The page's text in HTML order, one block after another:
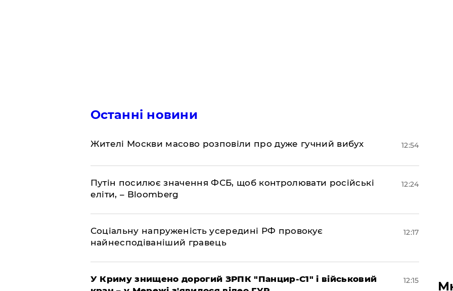
Останні новини
Жителі Москви масово розповіли про дуже гучний вибух 12:54
Путін посилює значення ФСБ, щоб контролювати російські
еліти, – Bloomberg
12:24
Соціальну напруженість усередині РФ провокує
найнесподіваніший гравець
12:17
У Криму знищено дорогий ЗРПК "Панцир-С1" і військовий
12:15